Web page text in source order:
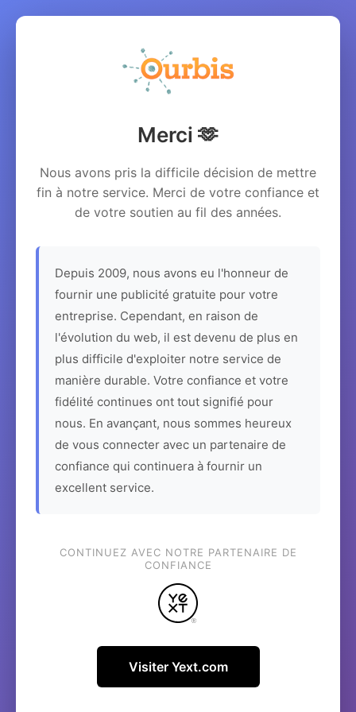
Merci 🫶
Nous avons pris la difficile décision de mettre
fin à notre service. Merci de votre confiance et
de votre soutien au fil des années.
Depuis 2009, nous avons eu l'honneur de
fournir une publicité gratuite pour votre
entreprise. Cependant, en raison de
l'évolution du web, il est devenu de plus en
plus difficile d'exploiter notre service de
manière durable. Votre confiance et votre
fidélité continues ont tout signifié pour
nous. En avançant, nous sommes heureux
de vous connecter avec un partenaire de
confiance qui continuera à fournir un
excellent service.
CONTINUEZ AVEC NOTRE PARTENAIRE DE
CONFIANCE
Visiter Yext.com